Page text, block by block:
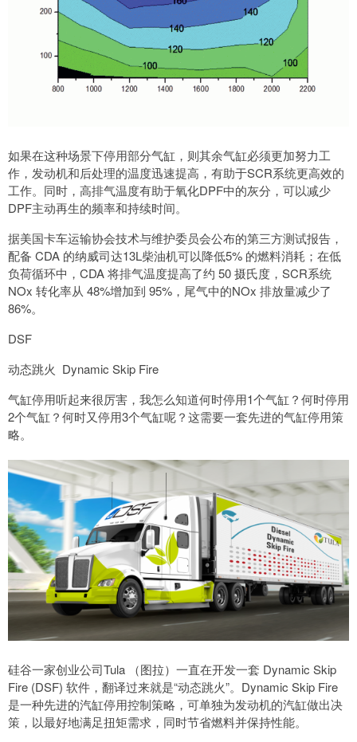
如果在这种场景下停用部分气缸，则其余气缸必须更加努力工
作，发动机和后处理的温度迅速提高，有助于SCR系统更高效的
工作。同时，高排气温度有助于氧化DPF中的灰分，可以减少
DPF主动再生的频率和持续时间。
据美国卡车运输协会技术与维护委员会公布的第三方测试报告，
配备 CDA 的纳威司达13L柴油机可以降低5% 的燃料消耗；在低
负荷循环中，CDA 将排气温度提高了约 50 摄氏度，SCR系统
NOx 转化率从 48%增加到 95%，尾气中的NOx 排放量减少了
86%。
DSF
动态跳火 Dynamic Skip Fire
气缸停用听起来很厉害，我怎么知道何时停用1个气缸？何时停用
2个气缸？何时又停用3个气缸呢？这需要一套先进的气缸停用策
略。
硅谷一家创业公司Tula （图拉）一直在开发一套 Dynamic Skip
Fire (DSF) 软件，翻译过来就是“动态跳火”。Dynamic Skip Fire
是一种先进的汽缸停用控制策略，可单独为发动机的汽缸做出决
策，以最好地满足扭矩需求，同时节省燃料并保持性能。